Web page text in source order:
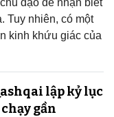
Tuy nhiên, có một
kinh khứu giác của
lập kỷ lục
gần